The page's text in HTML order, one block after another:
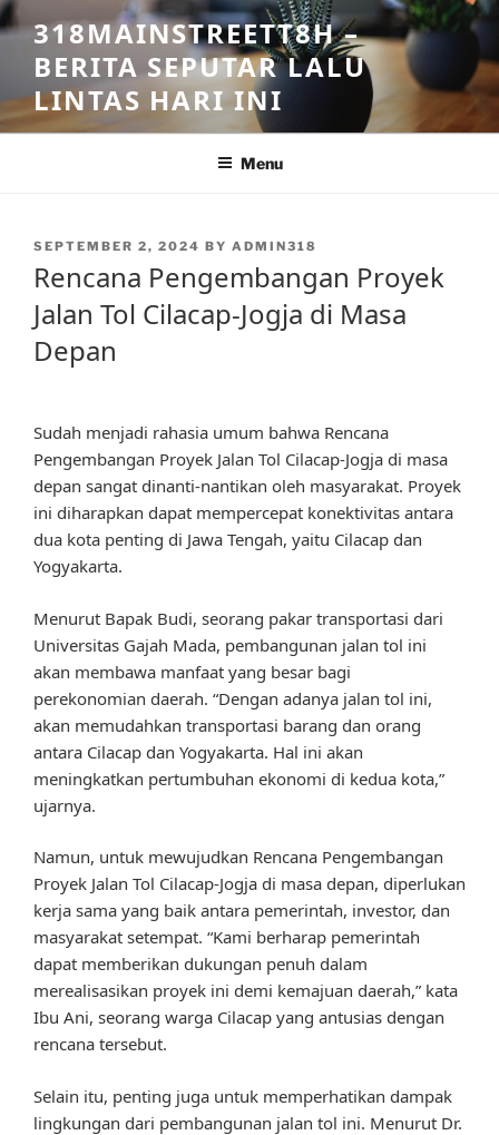
Skip
to
content
318MAINSTREETT8H –
BERITA SEPUTAR LALU
LINTAS HARI INI
Menu
POSTED
SEPTEMBER 2, 2024 BY ADMIN318
Rencana Pengembangan Proyek
Jalan Tol Cilacap-Jogja di Masa
Depan
Sudah menjadi rahasia umum bahwa Rencana
Pengembangan Proyek Jalan Tol Cilacap-Jogja di masa
depan sangat dinanti-nantikan oleh masyarakat. Proyek
ini diharapkan dapat mempercepat konektivitas antara
dua kota penting di Jawa Tengah, yaitu Cilacap dan
Yogyakarta.
Menurut Bapak Budi, seorang pakar transportasi dari
Universitas Gajah Mada, pembangunan jalan tol ini
akan membawa manfaat yang besar bagi
perekonomian daerah. “Dengan adanya jalan tol ini,
akan memudahkan transportasi barang dan orang
antara Cilacap dan Yogyakarta. Hal ini akan
meningkatkan pertumbuhan ekonomi di kedua kota,”
ujarnya.
Namun, untuk mewujudkan Rencana Pengembangan
Proyek Jalan Tol Cilacap-Jogja di masa depan, diperlukan
kerja sama yang baik antara pemerintah, investor, dan
masyarakat setempat. “Kami berharap pemerintah
dapat memberikan dukungan penuh dalam
merealisasikan proyek ini demi kemajuan daerah,” kata
Ibu Ani, seorang warga Cilacap yang antusias dengan
rencana tersebut.
Selain itu, penting juga untuk memperhatikan dampak
lingkungan dari pembangunan jalan tol ini. Menurut Dr.